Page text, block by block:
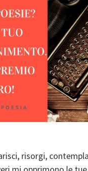
risorgi,